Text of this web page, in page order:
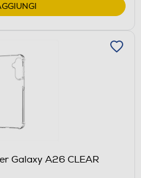
Galaxy A26 CLEAR